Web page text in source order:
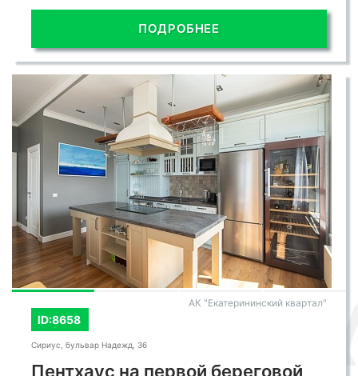
ПОДРОБНЕЕ
ID:8658
АК "Екатерининский квартал"
Сириус, бульвар Надежд, 36
Пентхаус на первой береговой